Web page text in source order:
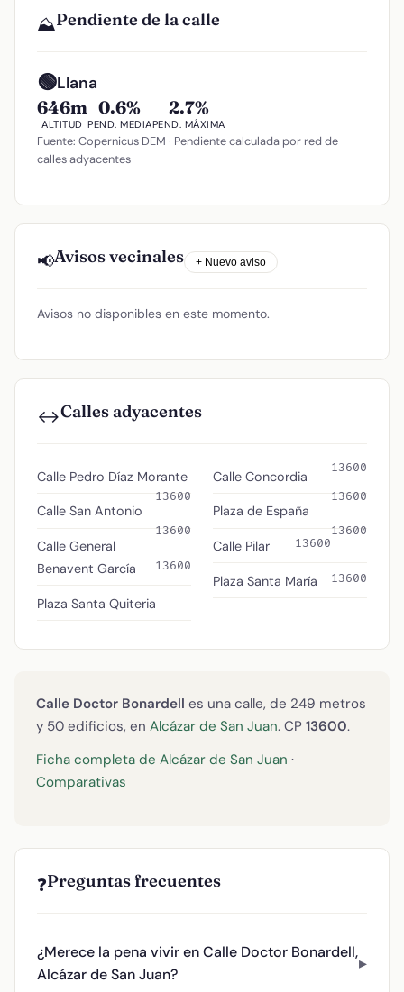
⛰️Pendiente de la calle
🟢Llana
646m
ALTITUD
0.6%
PEND. MEDIA
2.7%
PEND. MÁXIMA
Fuente: Copernicus DEM · Pendiente calculada por red de
calles adyacentes
📢Avisos vecinales + Nuevo aviso
Avisos no disponibles en este momento.
↔️Calles adyacentes
Calle Pedro Díaz Morante
13600
Calle San Antonio
13600
Calle General
Benavent García
13600
Plaza Santa Quiteria
13600
Calle Concordia
13600
Plaza de España
13600
Calle Pilar 13600
Plaza Santa María 13600
Calle Doctor Bonardell es una calle, de 249 metros
y 50 edificios, en Alcázar de San Juan. CP 13600.
Ficha completa de Alcázar de San Juan ·
Comparativas
❓Preguntas frecuentes
¿Merece la pena vivir en Calle Doctor Bonardell,
Alcázar de San Juan?